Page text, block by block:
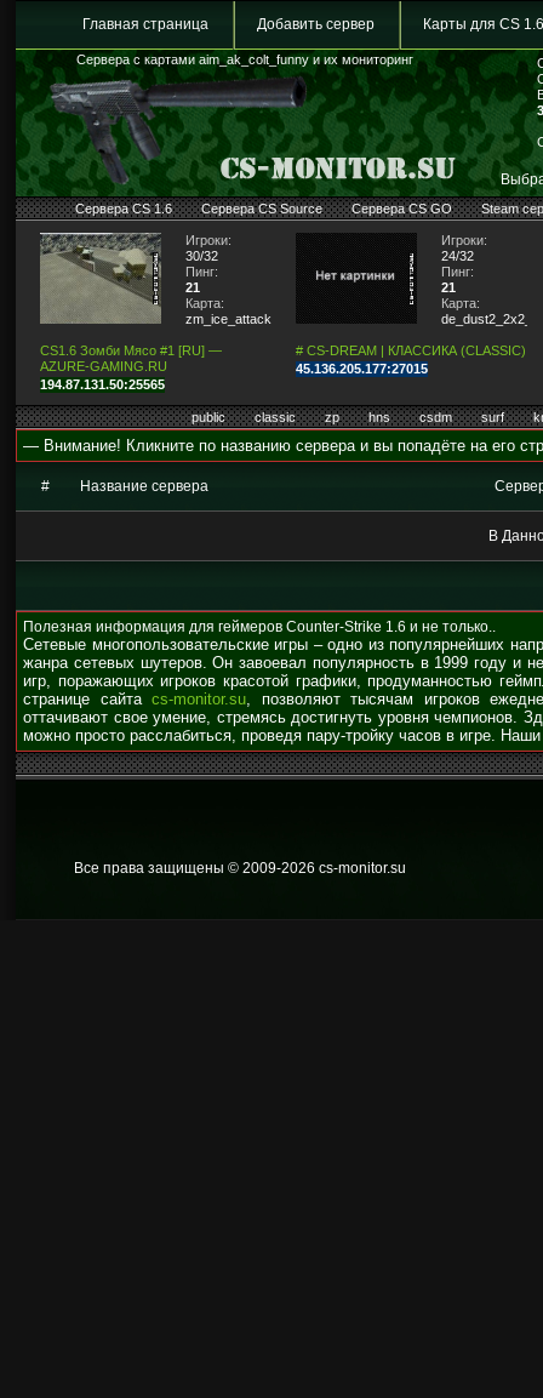
Главная страница Добавить сервер Карты для CS 1.6
Сервера с картами aim_ak_colt_funny и их мониторинг
Сервера CS 1.6 Сервера CS Source Сервера CS GO Steam
Игроки:
30/32
Пинг:
21
Карта:
zm_ice_attack2
CS1.6 Зомби Мясо #1 [RU] —
AZURE-GAMING.RU
194.87.131.50:25565
Игроки:
24/32
Пинг:
21
Карта:
# CS-DREAM | КЛАССИКА (CLASSIC)
45.136.205.177:27015
public classic zp hns csdm surf
— Внимание! Кликните по названию сервера и вы попадёте на его
# Название сервера
В
Полезная информация для геймеров Counter-Strike 1.6 и не только..
Сетевые многопользовательские игры – одно из популярнейших
жанра сетевых шутеров. Он завоевал популярность в 1999 году и
игр, поражающих игроков красотой графики, продуманностью
странице сайта cs-monitor.su, позволяют тысячам игроков
оттачивают свое умение, стремясь достигнуть уровня чемпионов.
можно просто расслабиться, проведя пару-тройку часов в игре.
Все права защищены © 2009-2026 cs-monitor.su